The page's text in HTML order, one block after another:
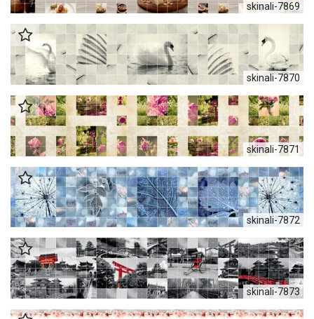
skinali-7869
skinali-7870
skinali-7871
skinali-7872
skinali-7873